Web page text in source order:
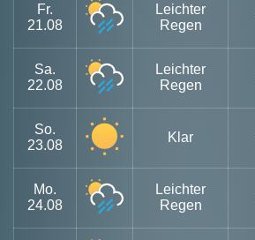
Fr.
21.08
Leichter
Regen
Sa.
22.08
Leichter
Regen
So.
23.08
Klar
Mo.
24.08
Leichter
Regen